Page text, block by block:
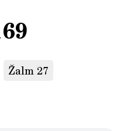
Žalm 27